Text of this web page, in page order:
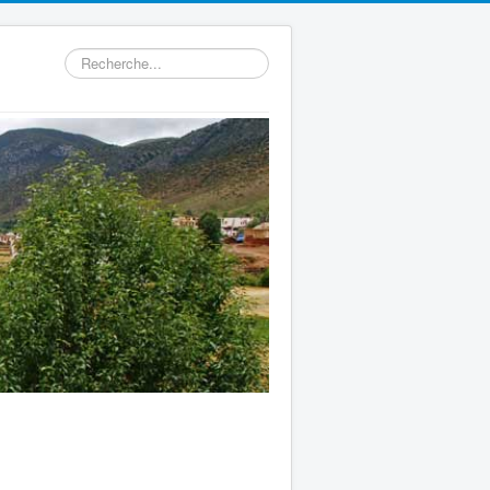
Rechercher